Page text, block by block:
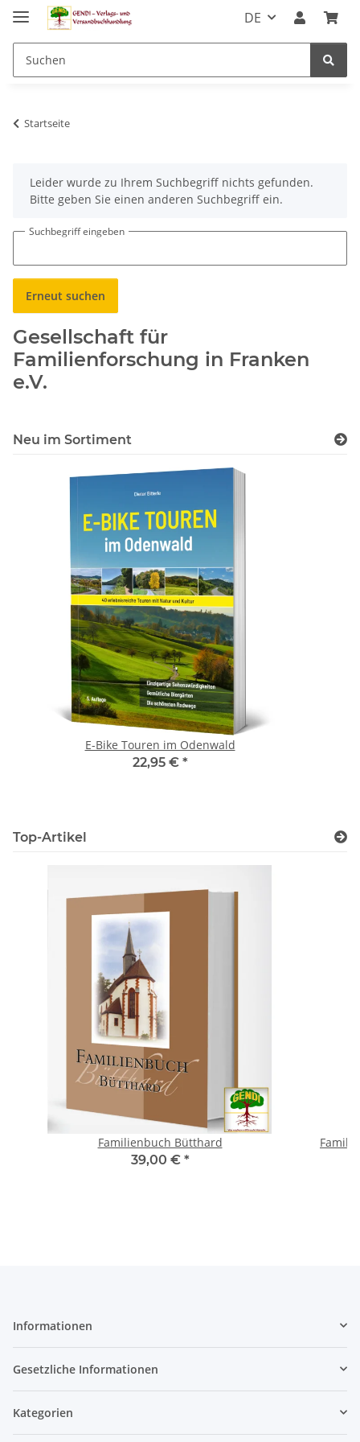
DE
Startseite
xLeider wurde zu Ihrem Suchbegriff nichts gefunden.
Bitte geben Sie einen anderen Suchbegriff ein.
Suchbegriff eingeben
Erneut suchen
Gesellschaft für
Familienforschung in Franken
e.V.
Neu im Sortiment
E-Bike Touren im Odenwald
22,95 € *
Top-Artikel
Familienbuch Bütthard
39,00 € *
Informationen
Gesetzliche Informationen
Kategorien